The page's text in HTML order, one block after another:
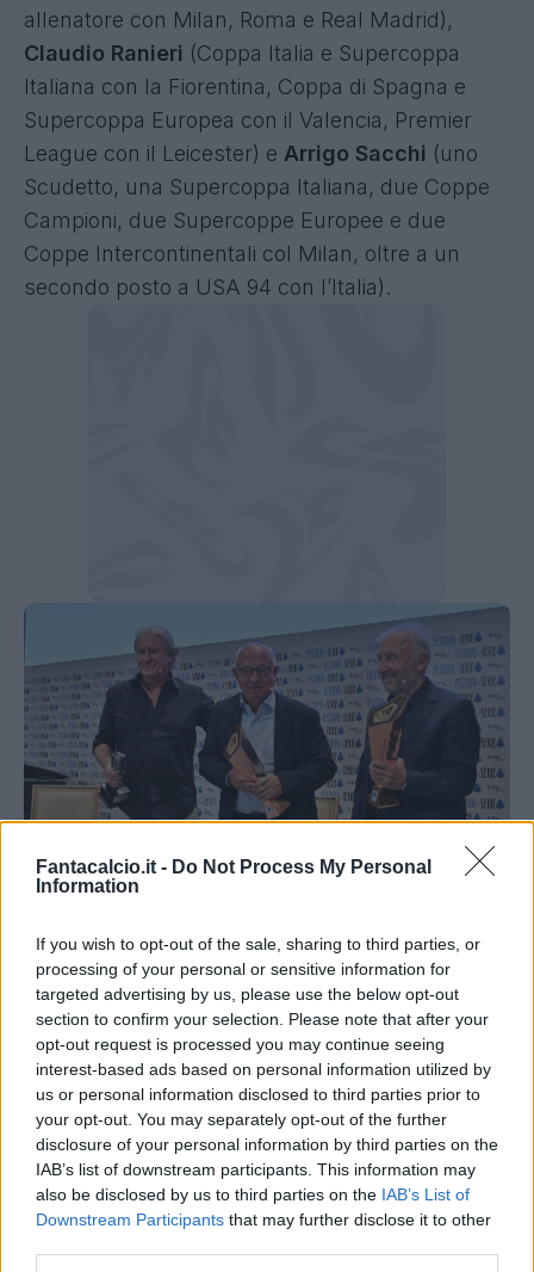
Fantacalcio.it - Do Not Process My Personal
Information
If you wish to opt-out of the sale, sharing to third parties, or
processing of your personal or sensitive information for
targeted advertising by us, please use the below opt-out
section to confirm your selection. Please note that after your
opt-out request is processed you may continue seeing
interest-based ads based on personal information utilized by
us or personal information disclosed to third parties prior to
your opt-out. You may separately opt-out of the further
disclosure of your personal information by third parties on the
IAB’s list of downstream participants. This information may
also be disclosed by us to third parties on the IAB’s List of
Downstream Participants that may further disclose it to other
allenatore con Milan, Roma e Real Madrid),
Claudio Ranieri (Coppa Italia e Supercoppa
Italiana con la Fiorentina, Coppa di Spagna e
Supercoppa Europea con il Valencia, Premier
League con il Leicester) e Arrigo Sacchi (uno
Scudetto, una Supercoppa Italiana, due Coppe
Campioni, due Supercoppe Europee e due
Coppe Intercontinentali col Milan, oltre a un
secondo posto a USA 94 con l’Italia).
I Legendary Coach del Festival della Serie A
Ma il primo allenatore a ricevere il‘Legendary
Coach’è statoMarcello Lippi , campione del
Mondo nel 2006 con la Nazionale Italiana e con
la Juventus nella stagione 1996/97, primo
allenatore nella storia del calcio ad avere vinto le
massime competizioni internazionali sia con una
nazionale che con un club, che nel suo
palmares può vantare anche una Champions